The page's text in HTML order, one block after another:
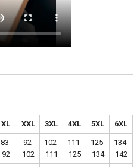
XL XXL 3XL 4XL 5XL 6XL
83-
92
92-
102
102-
111
111-
125
125-
134
134-
142